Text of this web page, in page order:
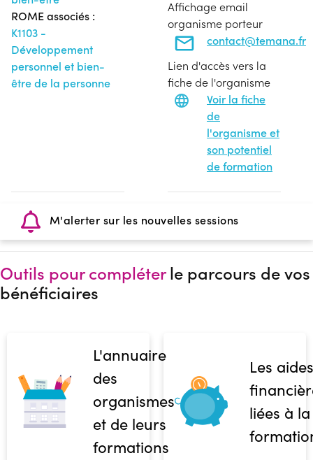
ROME associés :
K1103 -
Développement
personnel et bien-
être de la personne
Affichage email
organisme porteur
contact@temana.fr
Lien d'accès vers la
fiche de l'organisme
Voir la fiche
de
l'organisme et
son potentiel
de formation
M'alerter sur les nouvelles sessions
Outils pour compléterle parcours de vos
bénéficiaires
L'annuaire
des
organismes
et de leurs
formations
Les aides
liées à la